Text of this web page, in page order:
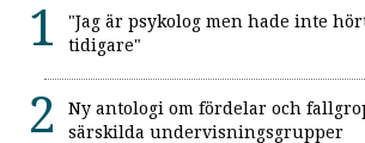
"Jag är psykolog men hade inte
tidigare"
Ny antologi om fördelar och
särskilda undervisningsgrupper